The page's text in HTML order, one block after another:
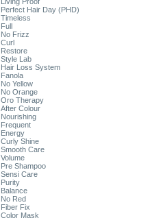
Perfect Hair Day (PHD)
Timeless
Full
No Frizz
Curl
Restore
Style Lab
Hair Loss System
Fanola
No Yellow
No Orange
Oro Therapy
After Colour
Nourishing
Frequent
Energy
Curly Shine
Smooth Care
Volume
Pre Shampoo
Sensi Care
Purity
Balance
No Red
Fiber Fix
Color Mask